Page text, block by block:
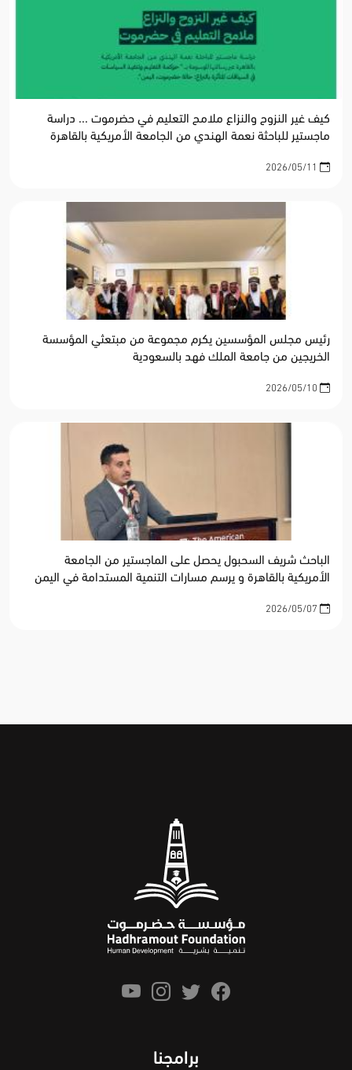
كيف غير النزوح والنزاع ملامح التعليم في حضرموت ... دراسة
ماجستير للباحثة نعمة الهندي من الجامعة الأمريكية بالقاهرة
رئيس مجلس المؤسسين يكرم مجموعة من مبتعثي المؤسسة
الخريجين من جامعة الملك فهد بالسعودية
الباحث شريف السحبول يحصل على الماجستير من الجامعة
الأمريكية بالقاهرة و يرسم مسارات التنمية المستدامة في اليمن
برامجنا